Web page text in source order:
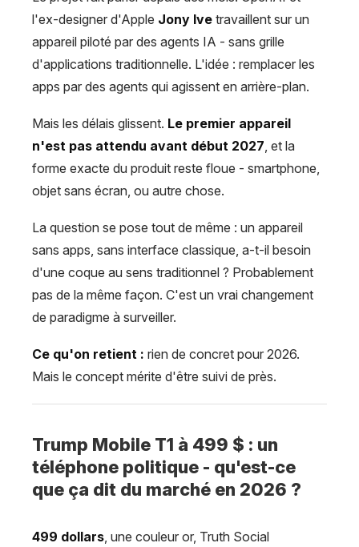
l'ex-designer d'Apple Jony Ive travaillent sur un
appareil piloté par des agents IA - sans grille
d'applications traditionnelle. L'idée : remplacer les
apps par des agents qui agissent en arrière-plan.
Mais les délais glissent. Le premier appareil
n'est pas attendu avant début 2027, et la
forme exacte du produit reste floue - smartphone,
objet sans écran, ou autre chose.
La question se pose tout de même : un appareil
sans apps, sans interface classique, a-t-il besoin
d'une coque au sens traditionnel ? Probablement
pas de la même façon. C'est un vrai changement
de paradigme à surveiller.
Ce qu'on retient : rien de concret pour 2026.
Mais le concept mérite d'être suivi de près.
Trump Mobile T1 à 499 $ : un
téléphone politique - qu'est-ce
que ça dit du marché en 2026 ?
499 dollars , une couleur or, Truth Social